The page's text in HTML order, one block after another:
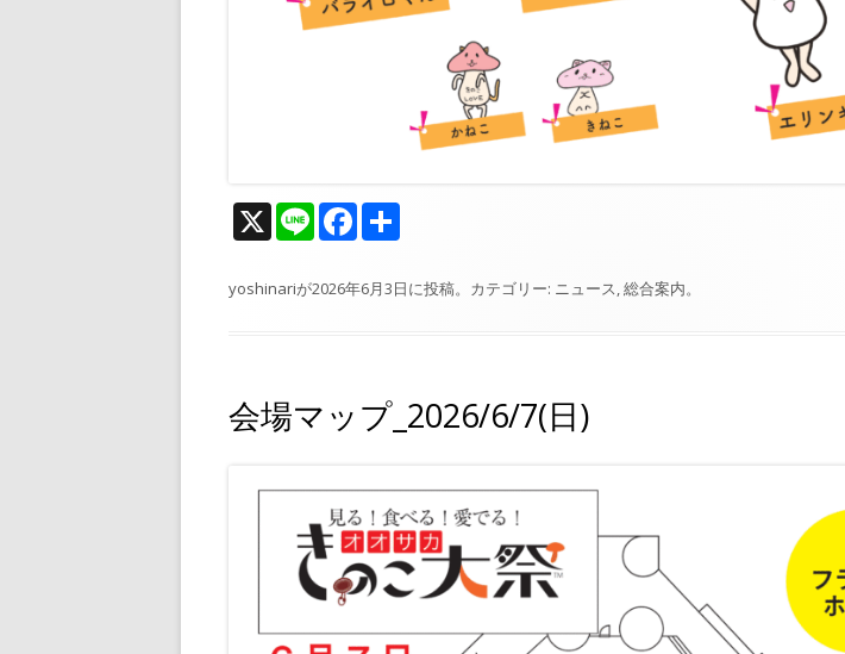
X Li
e
F
e
o
yoshinariが2026年6月3日に投稿。カテゴリー: ニュース,総合案内。
会場マップ_2026/6/7(日)